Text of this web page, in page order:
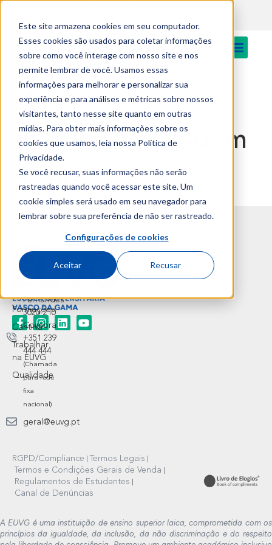
Este site armazena cookies em seu computador.
Esses cookies são usados para coletar informações
sobre como você interage com nosso site e nos
permite lembrar de você. Usamos essas
informações para melhorar e personalizar sua
experiência e para análises e métricas sobre nossos
visitantes, tanto nesse site quanto em outras
mídias. Para obter mais informações sobre os
cookies que usamos, leia nossa Política de
Privacidade.
Se você recusar, suas informações não serão
rastreadas quando você acessar este site. Um
cookie simples será usado em seu navegador para
lembrar sobre sua preferência de não ser rastreado.
Configurações de cookies
Aceitar Recusar
Médico/a
Veterinário/a – Dom
Bicho
Universitário
Av. José R.
Fernandes
3020-210
Coimbra
+351 239
444 444
(Chamada
para rede
fixa
nacional)
geral@euvg.pt
& Mestrados
Pós-
Formações
Cantina
Trabalhar
na EUVG
Qualidade
RGPD/Compliance
Termos Legais
Termos e Condições Gerais de Venda
Regulamentos de Estudantes
Canal de Denúncias
A EUVG é uma instituição de ensino superior laica, comprometida com os
princípios da igualdade, da inclusão, da não discriminação e do respeito